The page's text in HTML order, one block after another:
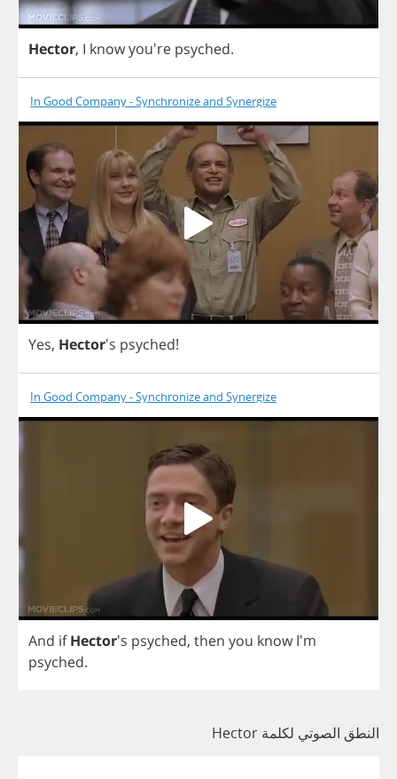
Hector, I knowyou're psyched.
In Good Company - Synchronize and Synergize
Yes, Hector's psyched!
In Good Company - Synchronize and Synergize
And if Hector's psyched, then you know I'm
psyched.
النطق الصوتي لكلمة Hector